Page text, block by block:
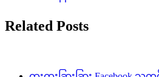
Related Posts